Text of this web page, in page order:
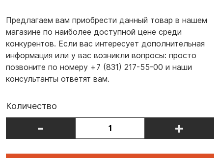
Предлагаем вам приобрести данный товар в нашем
магазине по наиболее доступной цене среди
конкурентов. Если вас интересует дополнительная
информация или у вас возникли вопросы: просто
позвоните по номеру +7 (831) 217-55-00 и наши
консультанты ответят вам.
Количество
- +